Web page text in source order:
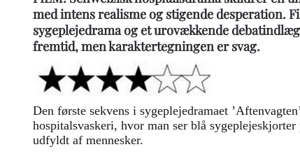
med intens realisme og stigende desperation.
sygeplejedrama og et urovækkende
fremtid, men karaktertegningen er svag.
Den første sekvens i sygeplejedramaet
hospitalsvaskeri, hvor man ser blå
udfyldt af mennesker.